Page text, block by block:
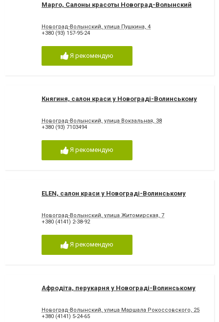
Марго, Салоны красоты Новоград-Волынский
Новоград-Волынский, улица Пушкина, 4
+380 (93) 157-95-24
Я рекомендую
Княгиня, салон краси у Новограді-Волинському
Новоград-Волынский, улица Вокзальная, 38
+380 (93) 7103494
Я рекомендую
ELEN, салон краси у Новограді-Волинському
Новоград-Волынский, улица Житомирская, 7
+380 (4141) 2-38-92
Я рекомендую
Афродіта, перукарня у Новограді-Волинському
Новоград-Волынский, улица Маршала Рокоссовского, 25
+380 (4141) 5-24-65